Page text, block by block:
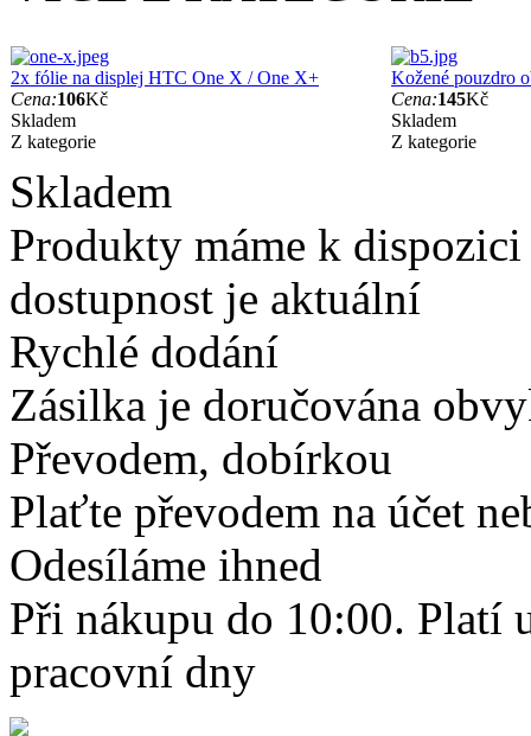
2x fólie na displej HTC One X / One X+
Cena:106Kč
Skladem
Z kategorie
Kožené pouzdro
Cena:145Kč
Skladem
Z kategorie
Skladem
Produkty máme k
dostupnost je aktuální
Rychlé dodání
Zásilka je doručována
Převodem, dobírkou
Plaťte převodem na účet
Odesíláme ihned
Při nákupu do 10:00. Platí
pracovní dny